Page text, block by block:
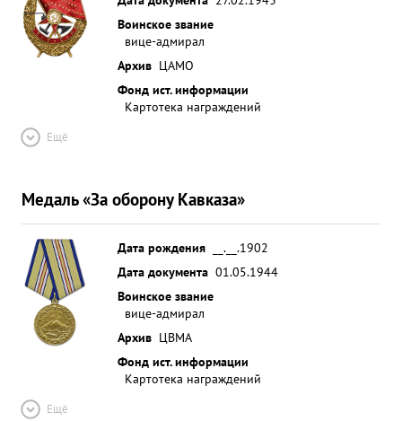
Воинское звание
вице-адмирал
Архив ЦАМО
Фонд ист. информации
Картотека награждений
Ещё
Медаль «За оборону Кавказа»
Дата рождения
__.__.1902
Дата документа 01.05.1944
Воинское звание
вице-адмирал
Архив ЦВМА
Фонд ист. информации
Картотека награждений
Ещё